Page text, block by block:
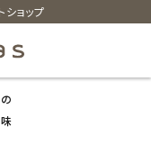
ョップ